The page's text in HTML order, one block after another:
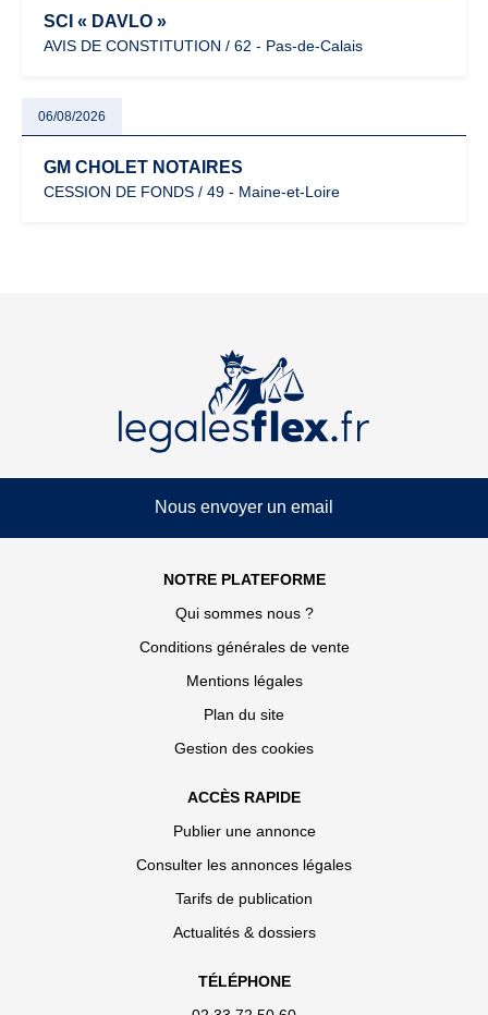
SCI « DAVLO »
AVIS DE CONSTITUTION / 62 - Pas-de-Calais
06/08/2026
GM CHOLET NOTAIRES
CESSION DE FONDS / 49 - Maine-et-Loire
Nous envoyer un email
NOTRE PLATEFORME
Qui sommes nous ?
Conditions générales de vente
Mentions légales
Plan du site
Gestion des cookies
ACCÈS RAPIDE
Publier une annonce
Consulter les annonces légales
Tarifs de publication
Actualités & dossiers
TÉLÉPHONE